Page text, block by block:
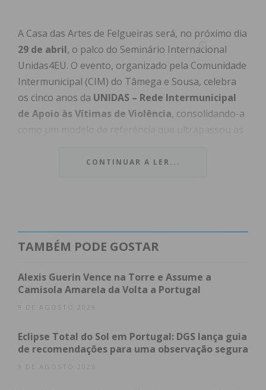
A Casa das Artes de Felgueiras será, no próximo dia
29 de abril, o palco do Seminário Internacional
Unidas4EU. O evento, organizado pela Comunidade
Intermunicipal (CIM) do Tâmega e Sousa, celebra
os cinco anos da UNIDAS – Rede Intermunicipal
de Apoio às Vítimas de Violência, consolidando-a
Oportunidades e Financiamento
Subscreva a newsletter do Imediato
De Resposta Local a Referência
Europeia
Unidas4EUintegra o prestigiado programa
CONTINUAR A LER...
TAMBÉM PODE GOSTAR
Alexis Guerin Vence na Torre e Assume a
Camisola Amarela da Volta a Portugal
9 DE AGOSTO 2026
Eclipse Total do Sol em Portugal: DGS lança guia
de recomendações para uma observação segura
9 DE AGOSTO 2026